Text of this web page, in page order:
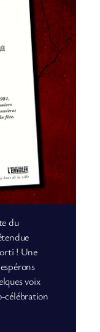
du
! Une
voix
célébration